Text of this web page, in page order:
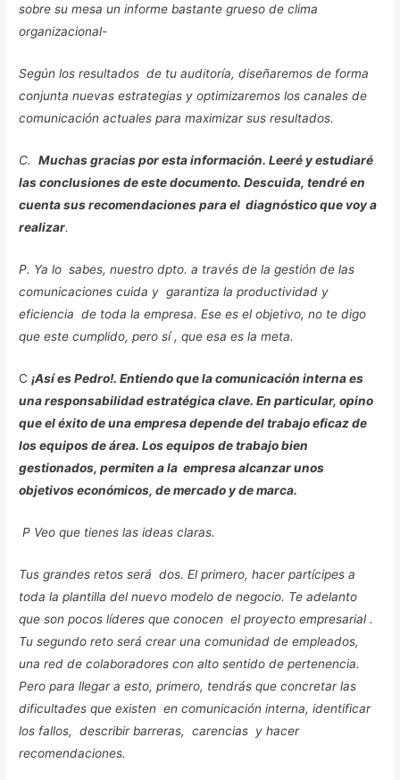
sobre su mesa un informe bastante grueso de clima
organizacional-
Según los resultados de tu auditoría, diseñaremos de forma
conjunta nuevas estrategias y optimizaremos los canales de
comunicación actuales para maximizar sus resultados.
C.Muchas gracias por esta información. Leeré y estudiaré
las conclusiones de este documento. Descuida, tendré en
cuenta sus recomendaciones para el diagnóstico que voy a
realizar.
P. Ya lo sabes, nuestro dpto. a través de la gestión de las
comunicaciones cuida y garantiza la productividad y
eficiencia de toda la empresa. Ese es el objetivo, no te digo
que este cumplido, pero sí , que esa es la meta.
C ¡Así es Pedro!. Entiendo que la comunicación interna es
una responsabilidad estratégica clave. En particular, opino
que el éxito de una empresa depende del trabajo eficaz de
los equipos de área. Los equipos de trabajo bien
gestionados, permiten a la empresa alcanzar unos
objetivos económicos, de mercado y de marca.
P Veo que tienes las ideas claras.
Tus grandes retos será dos. El primero, hacer partícipes a
toda la plantilla del nuevo modelo de negocio. Te adelanto
que son pocos líderes que conocen el proyecto empresarial .
Tu segundo reto será crear una comunidad de empleados,
una red de colaboradores con alto sentido de pertenencia.
Pero para llegar a esto, primero, tendrás que concretar las
dificultades que existen en comunicación interna, identificar
los fallos, describir barreras, carencias y hacer
recomendaciones.